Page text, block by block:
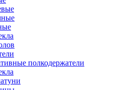
полкодержатели